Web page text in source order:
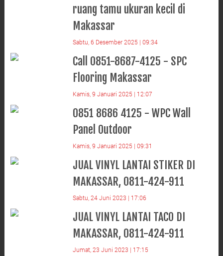
ruang tamu ukuran kecil di
Makassar
Sabtu, 6 Desember 2025 | 09:34
Call 0851-8687-4125 - SPC
Flooring Makassar
Kamis, 9 Januari 2025 | 12:07
0851 8686 4125 - WPC Wall
Panel Outdoor
Kamis, 9 Januari 2025 | 09:31
JUAL VINYL LANTAI STIKER DI
MAKASSAR, 0811-424-911
Sabtu, 24 Juni 2023 | 17:06
JUAL VINYL LANTAI TACO DI
MAKASSAR, 0811-424-911
Jumat, 23 Juni 2023 | 17:15